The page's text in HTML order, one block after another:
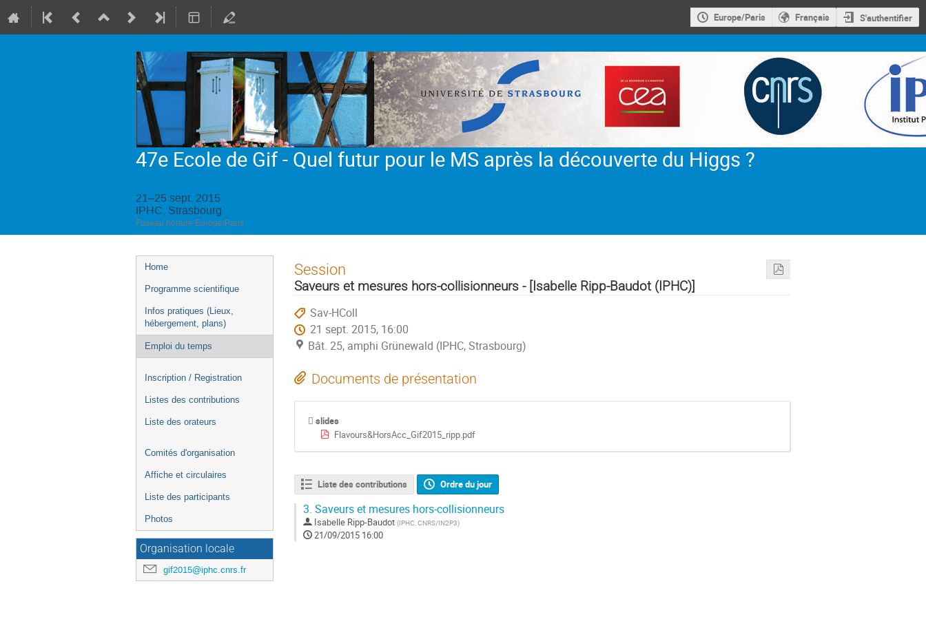
Europe/Paris Français S'authentifier
47e Ecole de Gif - Quel futur pour le MS après la découverte du Higgs ?
21–25 sept. 2015
IPHC, Strasbourg
Fuseau horaire Europe/Paris
Menu
de
Home
Programme scientifique
Infos pratiques (Lieux,
hébergement, plans)
Emploi du temps
Inscription / Registration
Listes des contributions
Liste des orateurs
Comités d'organisation
Affiche et circulaires
Liste des participants
Photos
Organisation locale
gif2015@iphc.cnrs.fr
Session
Saveurs et mesures hors-collisionneurs - [Isabelle Ripp-Baudot (IPHC)]
Sav-HColl
21 sept. 2015, 16:00
Bât. 25, amphi Grünewald (IPHC, Strasbourg)
Documents de présentation
slides
Flavours&HorsAcc_Gif2015_ripp.pdf
Liste des contributions Ordre du jour
3. Saveurs et mesures hors-collisionneurs
Isabelle Ripp-Baudot (IPHC, CNRS/IN2P3)
21/09/2015 16:00